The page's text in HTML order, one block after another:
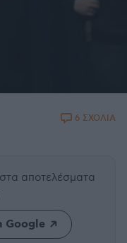
6 ΣΧΟΛΙΑ
στα αποτελέσματα
Google